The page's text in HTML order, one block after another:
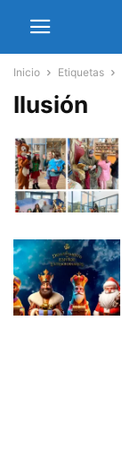
Inicio Etiquetas
Ilusión